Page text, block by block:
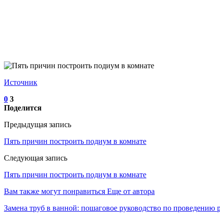
Источник
0 3
Поделится
Предыдущая запись
Пять причин построить подиум в комнате
Следующая запись
Пять причин построить подиум в комнате
Вам также могут понравиться Еще от автора
Замена труб в ванной: пошаговое руководство по проведению